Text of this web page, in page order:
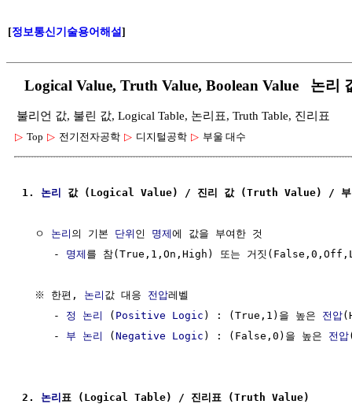
[정보통신기술용어해설]
Logical Value, Truth Value, Boolean Value 논리
불리언 값, 불린 값, Logical Table, 논리표, Truth Table, 진리표
▷ Top ▷ 전기전자공학 ▷ 디지털공학 ▷ 부울 대수
1. 논리 값 (Logical Value) / 진리 값 (Truth Value) / 부
  ㅇ
논리 의 기본 단위 인 명제에 값을 부여한 것
     -
명제 를 참(True,1,On,High) 또는 거짓
  ※ 한편,
논리 값 대응 전압레벨
     -
정 논리 ( Positive Logic ) : (True,1)을 높은 전압
     -
부 논리 (Negative Logic ) : (False,0)을 높은 전압
2. 논리표 (Logical Table) / 진리표 (Truth Value)